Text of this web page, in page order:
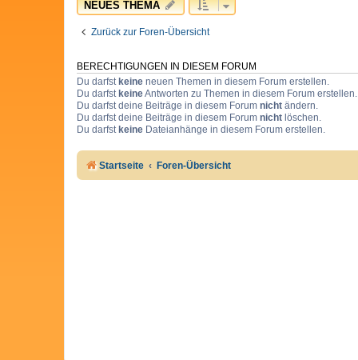
NEUES THEMA
Zurück zur Foren-Übersicht
BERECHTIGUNGEN IN DIESEM FORUM
Du darfstkeine neuen Themen in diesem Forum erstellen.
Du darfstkeineAntworten zu Themen in diesem Forum erstellen.
Du darfst deine Beiträge in diesem Forum nicht ändern.
Du darfst deine Beiträge in diesem Forum nicht löschen.
Du darfstkeine Dateianhänge in diesem Forum erstellen.
Startseite Foren-Übersicht